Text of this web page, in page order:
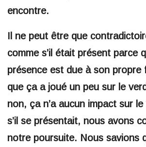
encontre.
Il ne peut être que
comme s’il était présent parce
présence est due à son propre
que ça a joué un peu sur le
non, ça n’a aucun impact sur
s’il se présentait, nous avons
notre poursuite. Nous savions